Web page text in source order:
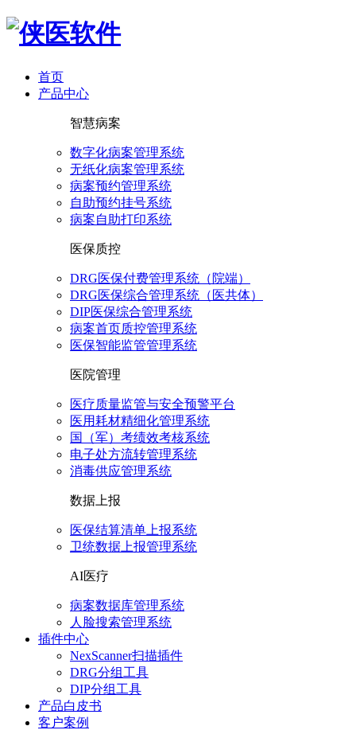
首页
产品中心
智慧病案
数字化病案管理系统
无纸化病案管理系统
病案预约管理系统
自助预约挂号系统
病案自助打印系统
医保质控
DRG医保付费管理系统（院端）
DRG医保综合管理系统（医共体）
DIP医保综合管理系统
病案首页质控管理系统
医保智能监管管理系统
医院管理
医疗质量监管与安全预警平台
医用耗材精细化管理系统
国（军）考绩效考核系统
电子处方流转管理系统
消毒供应管理系统
数据上报
医保结算清单上报系统
卫统数据上报管理系统
AI医疗
病案数据库管理系统
人脸搜索管理系统
插件中心
NexScanner扫描插件
DRG分组工具
DIP分组工具
产品白皮书
客户案例